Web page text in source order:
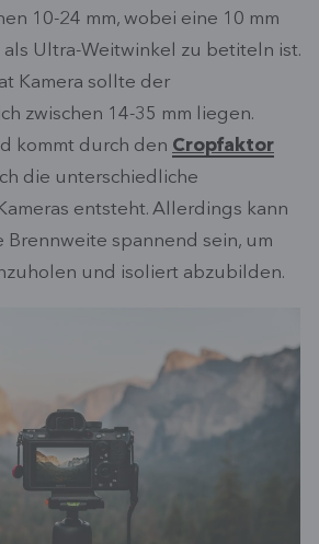
10-24 mm, wobei eine 10 mm
als Ultra-Weitwinkel zu betiteln ist.
Kamera sollte der
zwischen 14-35 mm liegen.
kommt durch den Cropfaktor
die unterschiedliche
entsteht. Allerdings kann
Brennweite spannend sein, um
und isoliert abzubilden.